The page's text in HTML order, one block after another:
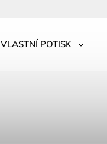
VLASTNÍ POTISK